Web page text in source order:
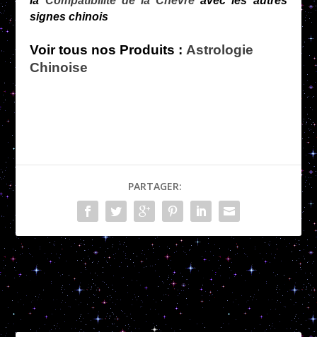
signes chinois
Voir tous nos Produits : Astrologie
Chinoise
PARTAGER:
L’Année du Cheval
PRÉCÉDENT
Les Relations de la Chèvre
SUIVANT